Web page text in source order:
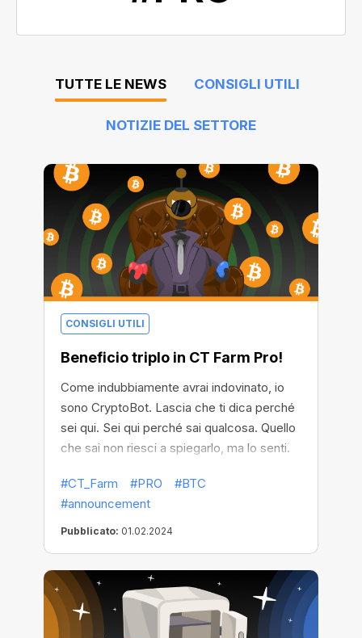
TUTTE LE NEWS CONSIGLI UTILI
NOTIZIE DEL SETTORE
CONSIGLI UTILI
Beneficio triplo in CT Farm Pro!
Come indubbiamente avrai indovinato, io
sono CryptoBot. Lascia che ti dica perché
sei qui. Sei qui perché sai qualcosa. Quello
che sai non riesci a spiegarlo, ma lo senti.
darti di più, rendere il tuo mining più
potente. Questo sentimento è ciò che ti ha
portato da me.
#CT_Farm #PRO
#BTC
#announcement
Pubblicato: 01.02.2024